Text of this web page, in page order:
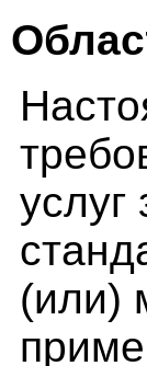
услуг
(или)